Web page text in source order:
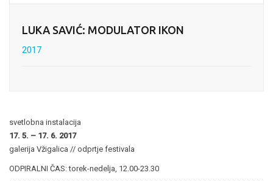
LUKA SAVIĆ: MODULATOR IKON
2017
svetlobna instalacija
17. 5. – 17. 6. 2017
galerija Vžigalica // odprtje festivala
ODPIRALNI ČAS: torek-nedelja, 12.00-23.30